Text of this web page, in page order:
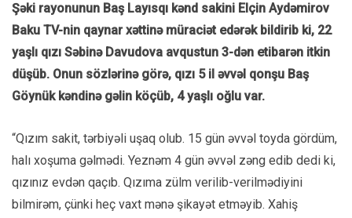
Şəki rayonunun Baş Layısqı kənd sakini Elçin Aydəmirov
Baku TV-nin qaynar xəttinə müraciət edərək bildirib ki, 22
yaşlı qızı Səbinə Davudova avqustun 3-dən etibarən itkin
düşüb. Onun sözlərinə görə, qızı 5 il əvvəl qonşu Baş
Göynük kəndinə gəlin köçüb, 4 yaşlı oğlu var.
“Qızım sakit, tərbiyəli uşaq olub. 15 gün əvvəl toyda gördüm,
halı xoşuma gəlmədi. Yeznəm 4 gün əvvəl zəng edib dedi ki,
qızınız evdən qaçıb. Qızıma zülm verilib-verilmədiyini
bilmirəm, çünki heç vaxt mənə şikayət etməyib. Xahiş